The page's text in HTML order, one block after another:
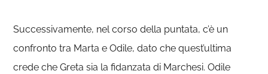
Successivamente, nel corso della puntata, c’è un
confronto tra Marta e Odile, dato che quest’ultima
crede che Greta sia la fidanzata di Marchesi. Odile